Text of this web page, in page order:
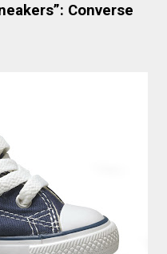
Converse